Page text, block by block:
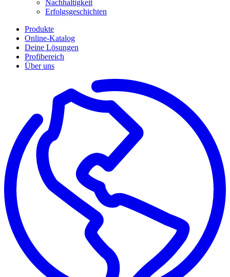
Nachhaltigkeit
Erfolgsgeschichten
Produkte
Online-Katalog
Deine Lösungen
Profibereich
Über uns